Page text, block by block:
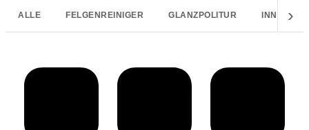
ALLE FELGENREINIGER GLANZPOLITUR ›